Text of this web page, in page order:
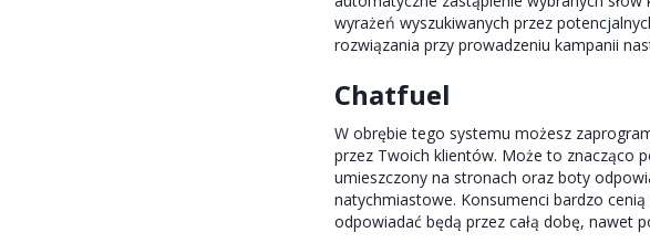
wyrażeń wyszukiwanych przez
rozwiązania przy prowadzeniu kampanii
Chatfuel
W obrębie tego systemu możesz
przez Twoich klientów. Może to znacząco
umieszczony na stronach oraz boty
natychmiastowe. Konsumenci bardzo
odpowiadać będą przez całą dobę, nawet